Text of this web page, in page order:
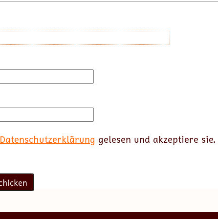
Datenschutzerklärung gelesen und akzeptiere sie.